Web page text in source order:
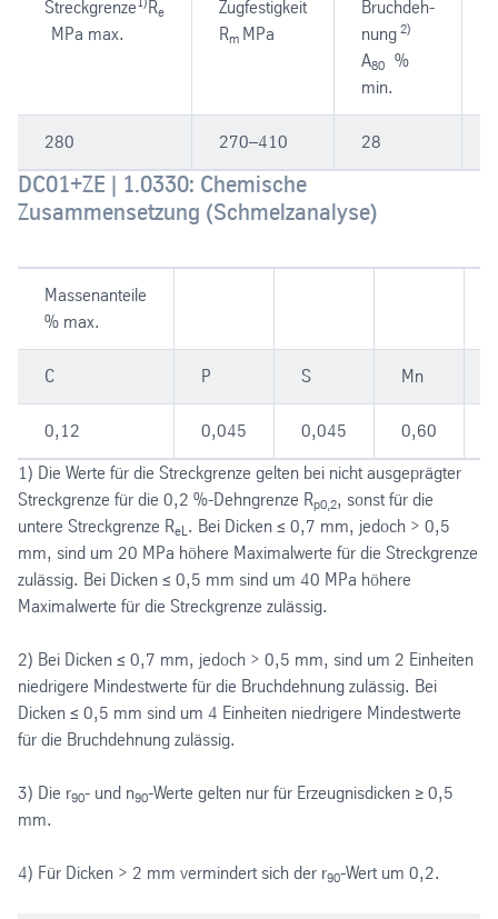
Streckgrenze Re
MPa max.
Zugfestigkeit
Rm MPa
Bruchdeh-
nung 2)
A80 %
min.
280 270–410 28
DC01+ZE | 1.0330: Chemische
Zusammensetzung (Schmelzanalyse)
Massenanteile
% max.
C P S Mn
0,12 0,045 0,045 0,60
1) Die Werte für die Streckgrenze gelten bei nicht ausgeprägter
Streckgrenze für die 0,2 %-Dehngrenze Rp0,2, sonst für die
untere Streckgrenze ReL. Bei Dicken ≤ 0,7 mm, jedoch > 0,5
mm, sind um 20 MPa höhere Maximalwerte für die Streckgrenze
zulässig. Bei Dicken ≤ 0,5 mm sind um 40 MPa höhere
Maximalwerte für die Streckgrenze zulässig.
2) Bei Dicken ≤ 0,7 mm, jedoch > 0,5 mm, sind um 2 Einheiten
niedrigere Mindestwerte für die Bruchdehnung zulässig. Bei
Dicken ≤ 0,5 mm sind um 4 Einheiten niedrigere Mindestwerte
für die Bruchdehnung zulässig.
3) Die r90- und n90-Werte gelten nur für Erzeugnisdicken ≥ 0,5
mm.
4) Für Dicken > 2 mm vermindert sich der r90-Wert um 0,2.